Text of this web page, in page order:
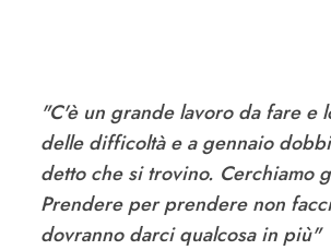
"C'è un grande lavoro da fare e
delle difficoltà e a gennaio
detto che si trovino. Cerchiamo
Prendere per prendere non
dovranno darci qualcosa in più"